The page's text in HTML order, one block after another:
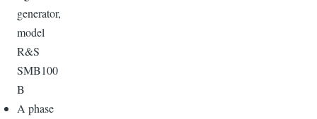
generator,
model
R&S
SMB100
B
A phase